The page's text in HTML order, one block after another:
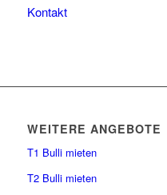
Kontakt
WEITERE ANGEBOTE
T1 Bulli mieten
T2 Bulli mieten